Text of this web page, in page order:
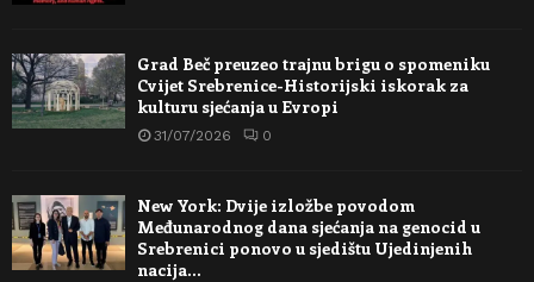
Grad Beč preuzeo trajnu brigu o spomeniku
Cvijet Srebrenice-Historijski iskorak za
kulturu sjećanja u Evropi
31/07/2026 0
New York: Dvije izložbe povodom
Međunarodnog dana sjećanja na genocid u
Srebrenici ponovo u sjedištu Ujedinjenih
nacija…